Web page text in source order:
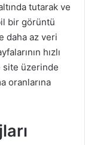
tutarak ve
bir görüntü
daha az veri
hızlı
site üzerinde
oranlarına